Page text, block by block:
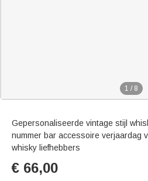
1 / 8
Gepersonaliseerde vintage stijl
nummer bar accessoire verjaardag
whisky liefhebbers
€ 66,00